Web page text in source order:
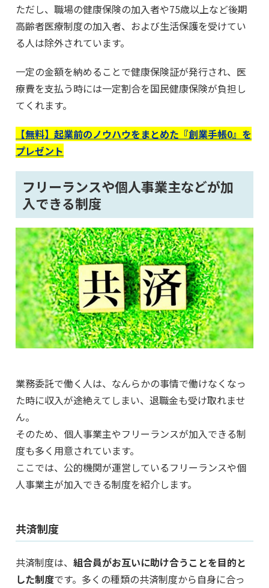
ただし、職場の健康保険の加入者や75歳以上など後期
高齢者医療制度の加入者、および生活保護を受けてい
る人は除外されています。
一定の金額を納めることで健康保険証が発行され、医
療費を支払う時には一定割合を国民健康保険が負担し
てくれます。
【無料】起業前のノウハウをまとめた『創業手帳0』を
プレゼント
フリーランスや個人事業主などが加
入できる制度
業務委託で働く人は、なんらかの事情で働けなくなっ
た時に収入が途絶えてしまい、退職金も受け取れませ
ん。
そのため、個人事業主やフリーランスが加入できる制
度も多く用意されています。
ここでは、公的機関が運営しているフリーランスや個
人事業主が加入できる制度を紹介します。
共済制度
共済制度は、 組合員がお互いに助け合うことを目的と
した制度です。多くの種類の共済制度から自身に合っ